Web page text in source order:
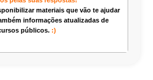
materiais que vão te ajudar
informações atualizadas de
públicos. :)